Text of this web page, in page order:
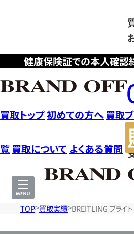
健康保険証での本人確
リ
ー
買取トップ初めての方へ 買取
覧 買取について よくある質問
TOP 買取実績 BREITLING ブライ